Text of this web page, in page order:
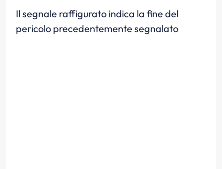
Il segnale raffigurato indica la fine del
pericolo precedentemente segnalato